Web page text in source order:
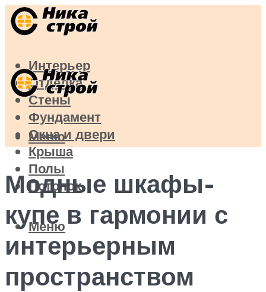
Интерьер
Отделка
Стены
Фундамент
Окна и двери
Крыша
Полы
Потолок
Меню
Меню
Модные шкафы-
купе в гармонии с
интерьерным
пространством